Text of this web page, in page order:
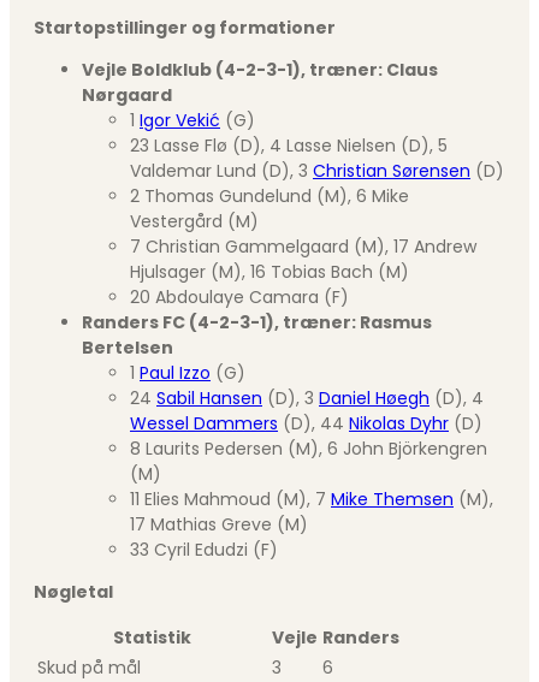
Startopstillinger og formationer
Vejle Boldklub (4-2-3-1), træner: Claus
Nørgaard
1 Igor Vekić (G)
23 Lasse Flø (D), 4 Lasse Nielsen (D), 5
Valdemar Lund (D), 3 Christian Sørensen (D)
2 Thomas Gundelund (M), 6 Mike
Vestergård (M)
7 Christian Gammelgaard (M), 17 Andrew
Hjulsager (M), 16 Tobias Bach (M)
20 Abdoulaye Camara (F)
Randers FC (4-2-3-1), træner: Rasmus
Bertelsen
1 Paul Izzo (G)
24 Sabil Hansen (D), 3 Daniel Høegh (D), 4
Wessel Dammers (D), 44 Nikolas Dyhr (D)
8 Laurits Pedersen (M), 6 John Björkengren
(M)
11 Elies Mahmoud (M), 7 Mike Themsen (M),
17 Mathias Greve (M)
33 Cyril Edudzi (F)
Nøgletal
Statistik
Vejle Randers
Skud på mål
3
6